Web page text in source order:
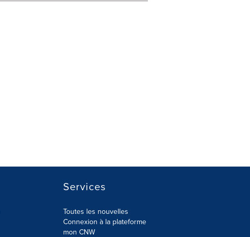
Services
Toutes les nouvelles
Connexion à la plateforme
mon CNW